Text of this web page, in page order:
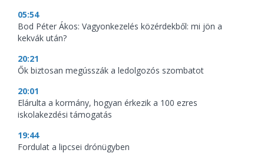
05:54
Bod Péter Ákos: Vagyonkezelés közérdekből: mi jön a
kekvák után?
20:21
Ők biztosan megússzák a ledolgozós szombatot
20:01
Elárulta a kormány, hogyan érkezik a 100 ezres
iskolakezdési támogatás
19:44
Fordulat a lipcsei drónügyben